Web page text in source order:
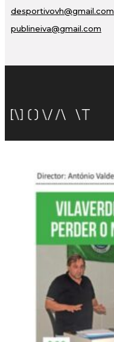
desportivovh@gmail.com
publineiva@gmail.com